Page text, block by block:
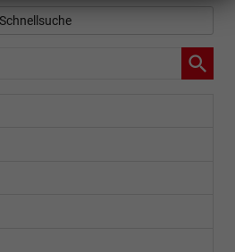
Schnellsuche